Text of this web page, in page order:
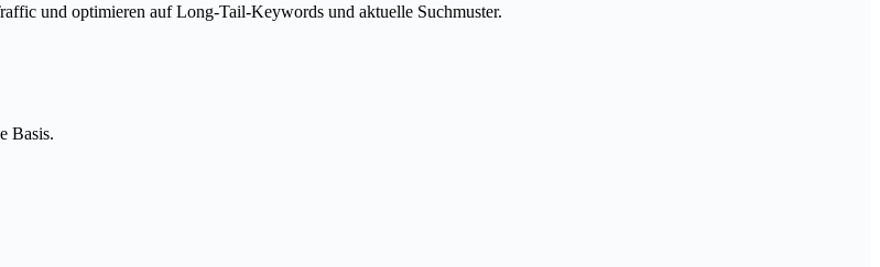
und optimieren auf Long-Tail-Keywords und aktuelle Suchmuster.
Basis.